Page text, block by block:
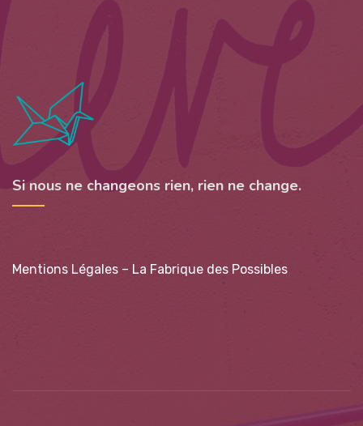
Si nous ne changeons rien, rien ne change.
Mentions Légales – La Fabrique des Possibles